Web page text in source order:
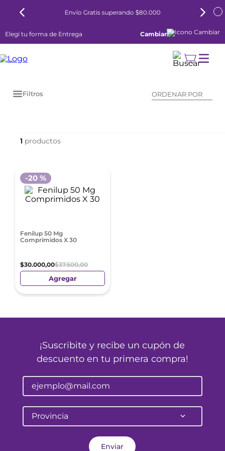
Envío Gratis superando $80.000
Elegí tu forma de Entrega Cambiar
Filtros ORDENAR POR
1
Fenilup 50 Mg
Comprimidos X 30
$30.000,00$37.500,00
-20 %
Agregar
¡Suscribite y recibe un cupón de
descuento en tu primera compra!
Provincia
Enviar